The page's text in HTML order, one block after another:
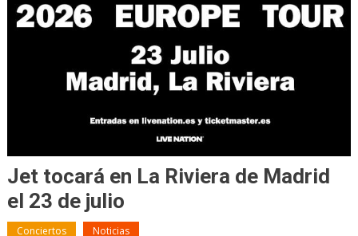
Jet tocará en La Riviera de Madrid
el 23 de julio
Conciertos Noticias